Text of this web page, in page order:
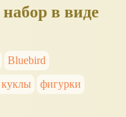
в виде
Bluebird
фигурки